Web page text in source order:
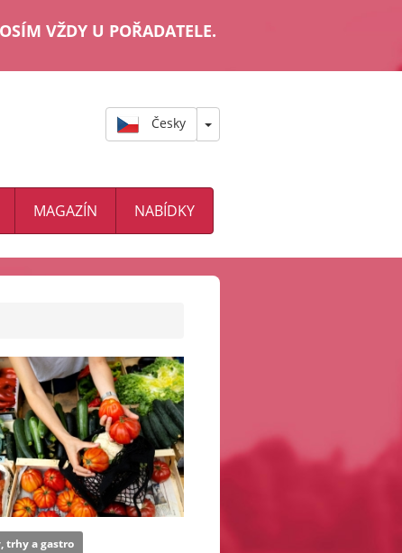
VŽDY U POŘADATELE.
Česky
MAGAZÍN NABÍDKY
trhy a gastro